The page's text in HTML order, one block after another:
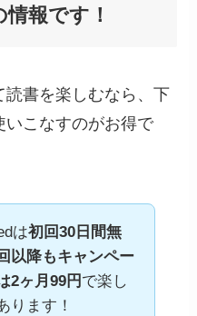
報です！
書を楽しむなら、下
いこなすのがお得で
は初回30日間無
以降もキャンペー
2ヶ月99円 で楽し
ります！